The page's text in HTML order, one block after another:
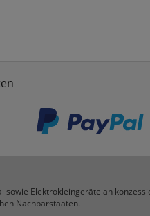
Elektrokleingeräte an
Nachbarstaaten.